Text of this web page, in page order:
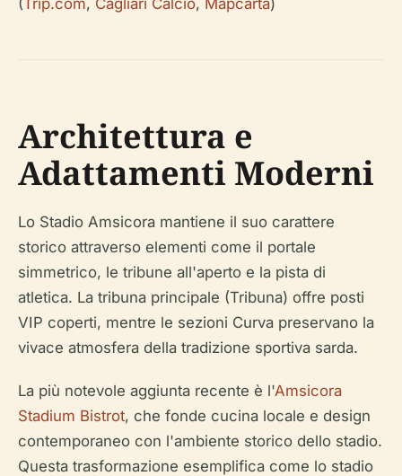
(Trip.com, Cagliari Calcio, Mapcarta)
Architettura e
Adattamenti Moderni
Lo Stadio Amsicora mantiene il suo carattere
storico attraverso elementi come il portale
simmetrico, le tribune all'aperto e la pista di
atletica. La tribuna principale (Tribuna) offre posti
VIP coperti, mentre le sezioni Curva preservano la
vivace atmosfera della tradizione sportiva sarda.
La più notevole aggiunta recente è l'Amsicora
Stadium Bistrot, che fonde cucina locale e design
contemporaneo con l'ambiente storico dello stadio.
Questa trasformazione esemplifica come lo stadio